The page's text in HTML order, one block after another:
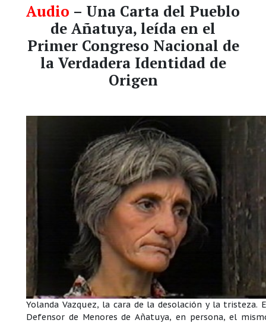
Audio – Una Carta del Pueblo
de Añatuya, leída en el
Primer Congreso Nacional de
la Verdadera Identidad de
Origen
Yolanda Vazquez, la cara de la desolación y la tristeza.
Defensor de Menores de Añatuya, en persona, el